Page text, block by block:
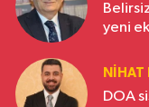
yeni
NIHAT
DOA